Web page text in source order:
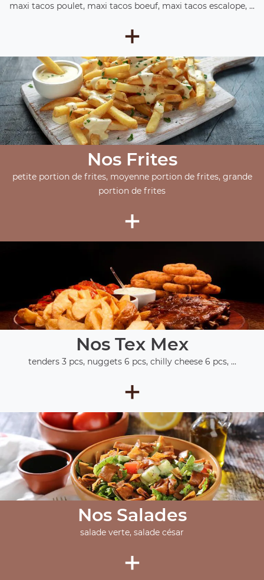
maxi tacos poulet, maxi tacos boeuf, maxi tacos escalope, ...
+
Nos Frites
petite portion de frites, moyenne portion de frites, grande
portion de frites
+
Nos Tex Mex
tenders 3 pcs, nuggets 6 pcs, chilly cheese 6 pcs, ...
+
Nos Salades
salade verte, salade césar
+